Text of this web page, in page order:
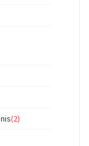
(2)